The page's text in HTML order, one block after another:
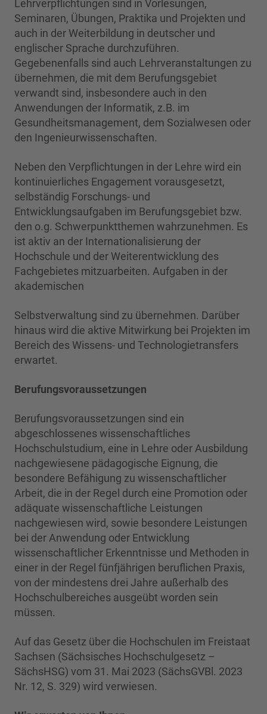
Lehrverpflichtungen sind in Vorlesungen,
Seminaren, Übungen, Praktika und Projekten und
auch in der Weiterbildung in deutscher und
englischer Sprache durchzuführen.
Gegebenenfalls sind auch Lehrveranstaltungen zu
übernehmen, die mit dem Berufungsgebiet
verwandt sind, insbesondere auch in den
Anwendungen der Informatik, z.B. im
Gesundheitsmanagement, dem Sozialwesen oder
den Ingenieurwissenschaften.
Neben den Verpflichtungen in der Lehre wird ein
kontinuierliches Engagement vorausgesetzt,
selbständig Forschungs- und
Entwicklungsaufgaben im Berufungsgebiet bzw.
den o.g. Schwerpunktthemen wahrzunehmen. Es
ist aktiv an der Internationalisierung der
Hochschule und der Weiterentwicklung des
Fachgebietes mitzuarbeiten. Aufgaben in der
akademischen
Selbstverwaltung sind zu übernehmen. Darüber
hinaus wird die aktive Mitwirkung bei Projekten im
Bereich des Wissens- und Technologietransfers
erwartet.
Berufungsvoraussetzungen
Berufungsvoraussetzungen sind ein
abgeschlossenes wissenschaftliches
Hochschulstudium, eine in Lehre oder Ausbildung
nachgewiesene pädagogische Eignung, die
besondere Befähigung zu wissenschaftlicher
Arbeit, die in der Regel durch eine Promotion oder
adäquate wissenschaftliche Leistungen
nachgewiesen wird, sowie besondere Leistungen
bei der Anwendung oder Entwicklung
wissenschaftlicher Erkenntnisse und Methoden in
einer in der Regel fünfjährigen beruflichen Praxis,
von der mindestens drei Jahre außerhalb des
Hochschulbereiches ausgeübt worden sein
müssen.
Auf das Gesetz über die Hochschulen im Freistaat
Sachsen (Sächsisches Hochschulgesetz –
SächsHSG) vom 31. Mai 2023 (SächsGVBl. 2023
Nr. 12, S. 329) wird verwiesen.